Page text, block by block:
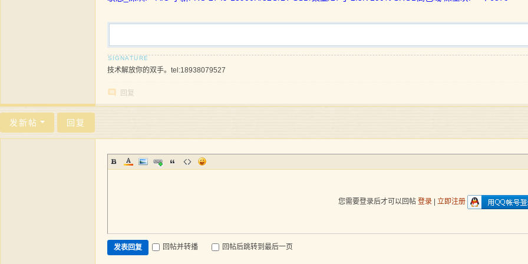
技术解放你的双手。tel:18938079527
回复
发新帖 回复
您需要登录后才可以回帖 登录 立即注册
发表回复 回帖并转播 回帖后跳转到最后一页